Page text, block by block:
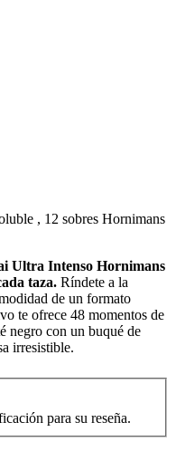
, 12 sobres Hornimans
Ultra Intenso Hornimans
taza. Ríndete a la
de un formato
te ofrece 48 momentos de
negro con un buqué de
irresistible.
para su reseña.